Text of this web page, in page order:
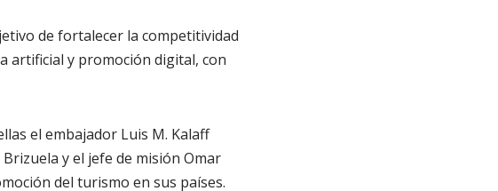
de fortalecer la competitividad
artificial y promoción digital, con
el embajador Luis M. Kalaff
y el jefe de misión Omar
del turismo en sus países.